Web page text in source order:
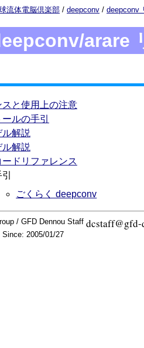
流体電脳倶楽部 / deepconv / deepconv
arare
スと使用上の注意
ルの手引
解説
解説
ードリファレンス
ごくらく deepconv
/ GFD Dennou Staff
2005/01/27